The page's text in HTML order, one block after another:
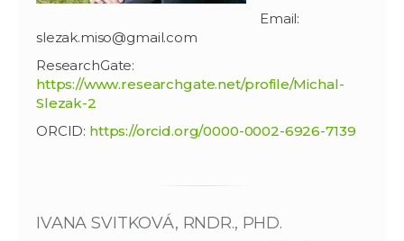
Email:
slezak.miso@gmail.com
ResearchGate:
https://www.researchgate.net/profile/Michal-
Slezak-2
ORCID: https://orcid.org/0000-0002-6926-7139
IVANA SVITKOVÁ, RNDR., PHD.